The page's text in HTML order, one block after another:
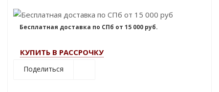
Бесплатная доставка по СПб от 15 000 руб.
КУПИТЬ В РАССРОЧКУ
Поделиться